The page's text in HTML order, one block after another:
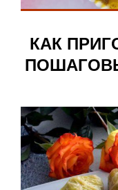
КАК